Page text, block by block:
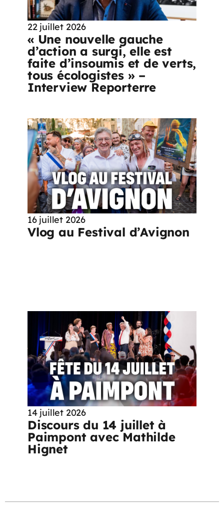
22 juillet 2026
« Une nouvelle gauche
d’action a surgi, elle est
faite d’insoumis et de verts,
tous écologistes » –
Interview Reporterre
16 juillet 2026
Vlog au Festival d’Avignon
14 juillet 2026
Discours du 14 juillet à
Paimpont avec Mathilde
Hignet